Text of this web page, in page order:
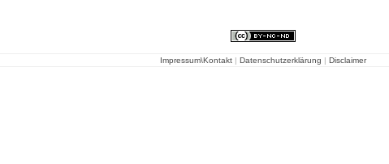
Impressum\Kontakt | Datenschutzerklärung | Disclaimer